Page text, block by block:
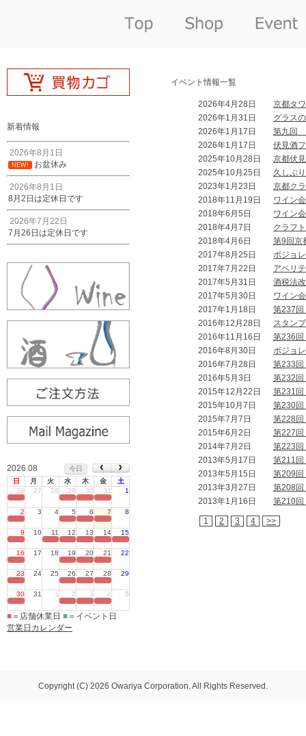
新着情報
2026年8月1日
NEW! お盆休み
2026年8月1日
8月2日は定休日です
2026年7月22日
7月26日は定休日です
2026.08
今日
日
月 火 水 木 金
土
26
27 28 29 30 31 1
2 3 4 5 6 7 8
9 10 11 12 13 14 15
16 17 18 19 20 21 22
23 24 25 26 27 28 29
30 31 1 2 3 4 5
■ ＝店舗休業日 ■ ＝イベント日
営業日カレンダー
イベント情報一覧
2026年4月28日
京都タ
2026年1月31日
グラス
2026年1月17日
第九回
2026年1月17日
伏見酒
2025年10月28日
京都伏
2025年10月25日
久しぶ
2023年1月23日
京都ク
2018年11月19日
ワイン
2018年6月5日
ワイン
2018年4月7日
クラフ
2018年4月6日
第9回京
2017年8月25日
ボジョ
2017年7月22日
アペリ
2017年5月31日
酒税法
2017年5月30日
ワイン
2017年1月18日
第237
2016年12月28日
スタン
2016年11月16日
第236
2016年8月30日
ボジョ
2016年7月28日
第233
2016年5月3日
第232
2015年12月22日
第231
2015年10月7日
第230
2015年7月7日
第228
2015年6月2日
第227
2014年7月2日
第223
2013年5月17日
第211
2013年5月15日
第209
2013年3月27日
第208
2013年1月16日
第210
1 2 3 4 >>
Copyright (C) 2026 Owariya Corporation. All Rights Reserved.